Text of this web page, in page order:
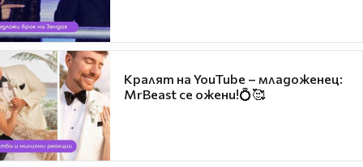
Кралят на YouTube – младоженец:
MrBeast се ожени!💍🥰